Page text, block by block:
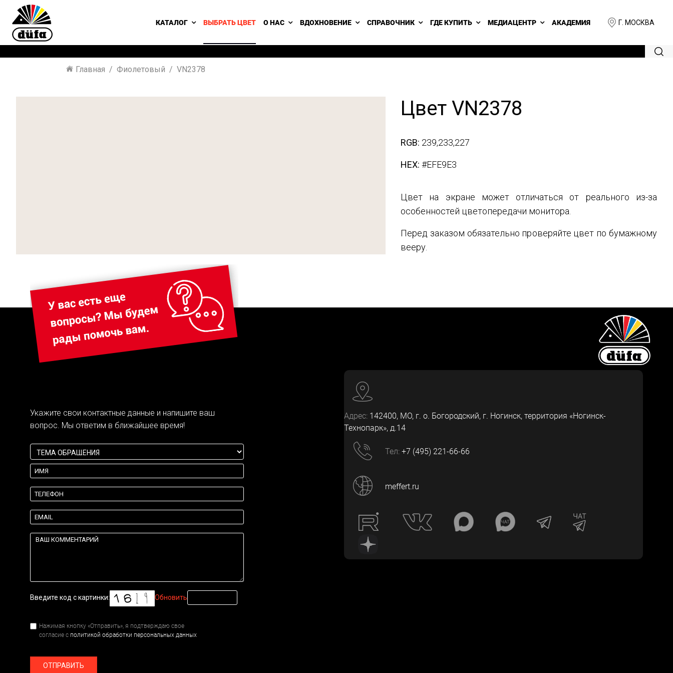
Г. МОСКВА
КАТАЛОГ ВЫБРАТЬ ЦВЕТ О НАС ВДОХНОВЕНИЕ СПРАВОЧНИК ГДЕ КУПИТЬ МЕДИАЦЕНТР АКАДЕМИЯ
Главная Фиолетовый VN2378
Цвет VN2378
RGB: 239,233,227
HEX: #EFE9E3
Цвет на экране может отличаться от реального из-за
особенностей цветопередачи монитора.
Перед заказом обязательно проверяйте цвет по бумажному
вееру.
Укажите свои контактные данные и напишите ваш
вопрос. Мы ответим в ближайшее время!
Введите код с картинки: Обновить
Нажимая кнопку «Отправить», я подтверждаю свое
согласие с политикой обработки персональных данных
ОТПРАВИТЬ
Адрес: 142400, МО, г. о. Богородский, г. Ногинск, территория «Ногинск-
Технопарк», д.14
Тел: +7 (495) 221-66-66
meffert.ru